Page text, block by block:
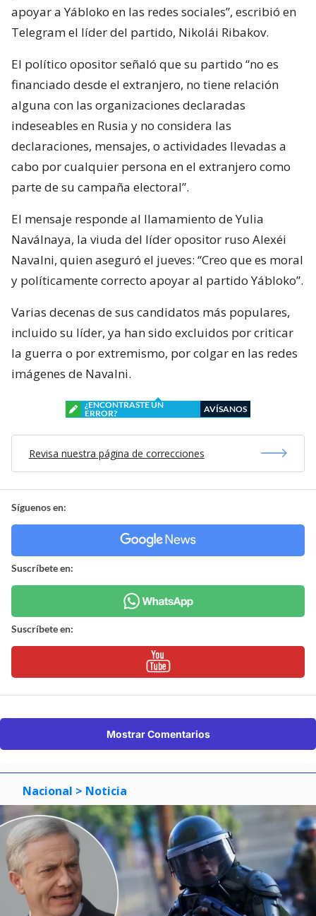
apoyar a Yábloko en las redes sociales”, escribió en
Telegram el líder del partido, Nikolái Ribakov.
El político opositor señaló que su partido “no es
financiado desde el extranjero, no tiene relación
alguna con las organizaciones declaradas
indeseables en Rusia y no considera las
declaraciones, mensajes, o actividades llevadas a
cabo por cualquier persona en el extranjero como
parte de su campaña electoral”.
El mensaje responde al llamamiento de Yulia
Naválnaya, la viuda del líder opositor ruso Alexéi
Navalni, quien aseguró el jueves: “Creo que es moral
y políticamente correcto apoyar al partido Yábloko”.
Varias decenas de sus candidatos más populares,
incluido su líder, ya han sido excluidos por criticar
la guerra o por extremismo, por colgar en las redes
imágenes de Navalni.
¿ENCONTRASTE UN
ERROR?
AVÍSANOS
Revisa nuestra página de correcciones
Síguenos en:
Suscríbete en:
Suscríbete en:
Mostrar Comentarios
Nacional > Noticia